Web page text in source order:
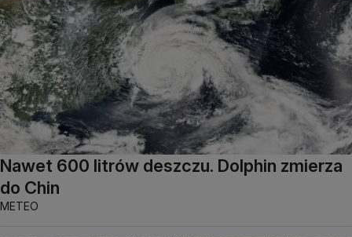
Nawet 600 litrów deszczu. Dolphin zmierza
do Chin
METEO